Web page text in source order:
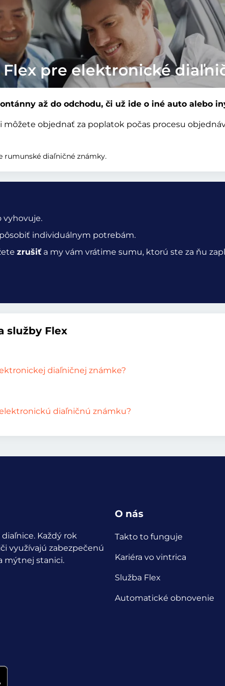
Flex pre elektronické
až do odchodu, či už ide o iné auto alebo
môžete objednať za poplatok počas procesu
rumunské diaľničné známky.
vyhovuje.
individuálnym potrebám.
zrušiťa my vám vrátime sumu, ktorú ste za ňu
služby Flex
diaľničnej známke?
diaľničnú známku?
Každý rok
využívajú zabezpečenú
mýtnej stanici.
O nás
Takto to funguje
Kariéra vo vintrica
Služba Flex
Automatické obnovenie